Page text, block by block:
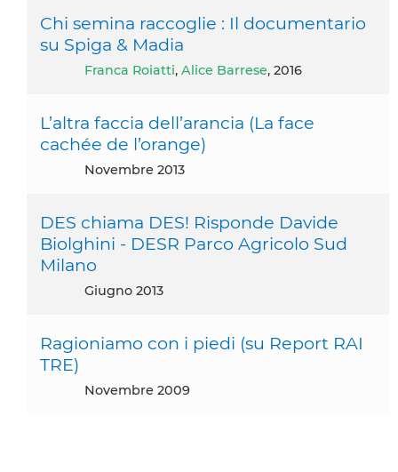
Chi semina raccoglie : Il documentario
su Spiga & Madia
Franca Roiatti, Alice Barrese, 2016
L’altra faccia dell’arancia (La face
cachée de l’orange)
novembre 2013
DES chiama DES! Risponde Davide
Biolghini - DESR Parco Agricolo Sud
Milano
giugno 2013
Ragioniamo con i piedi (su Report RAI
TRE)
novembre 2009